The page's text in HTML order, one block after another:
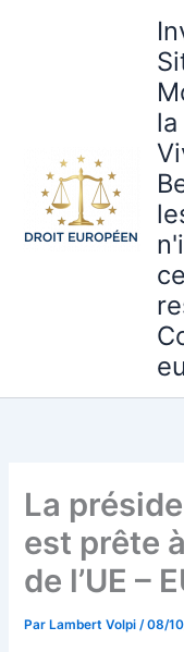
La
est prête
de l’UE –
Par Lambert Volpi/08/